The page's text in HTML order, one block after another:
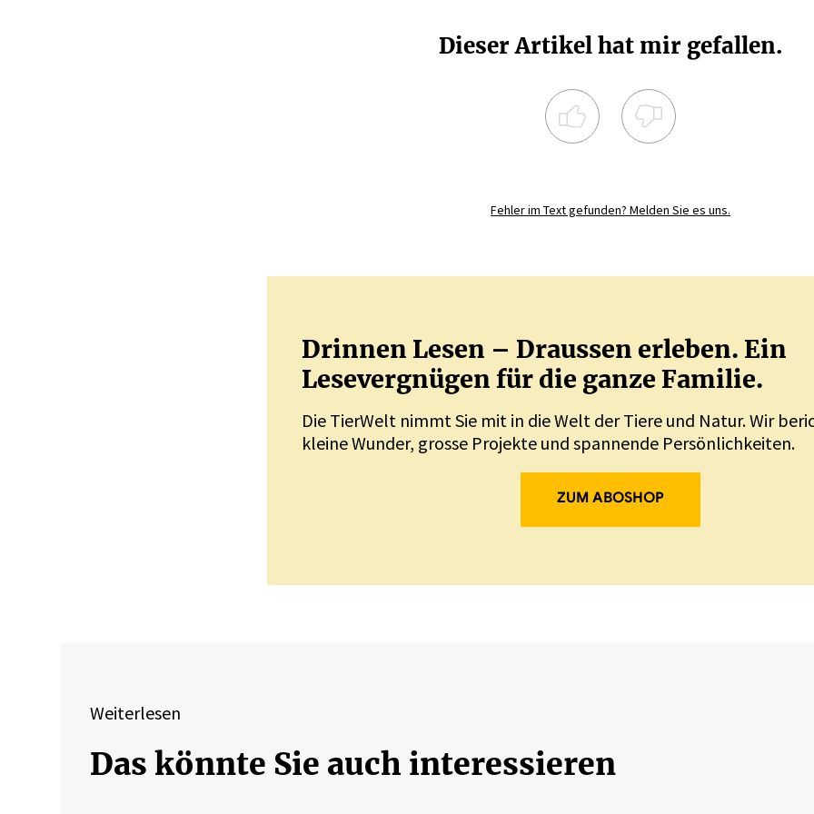
Dieser Artikel hat mir gefallen.
JETZT REGISTRIEREN
Fehler im Text gefunden? Melden Sie es uns.
Drinnen Lesen – Draussen erleben. Ein
Lesevergnügen für die ganze Familie.
Die TierWelt nimmt Sie mit in die Welt der Tiere und Natur. Wir
kleine Wunder, grosse Projekte und spannende Persönlichkeiten.
ZUM ABOSHOP
Weiterlesen
Das könnte Sie auch interessieren